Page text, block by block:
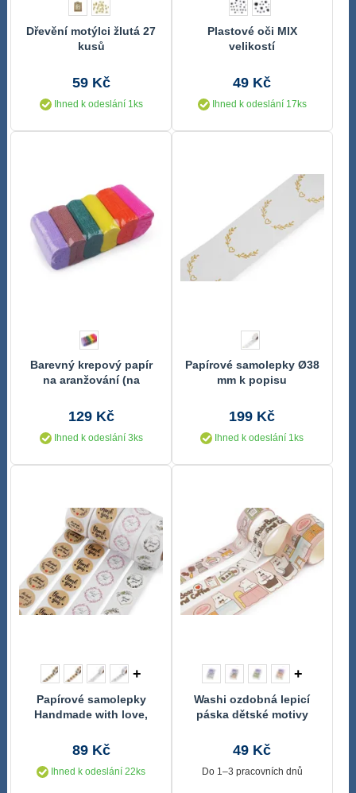
Dřevění motýlci žlutá 27
kusů
59 Kč
Ihned k odeslání 1ks
Plastové oči MIX
velikostí
49 Kč
Ihned k odeslání 17ks
Barevný krepový papír
na aranžování (na
129 Kč
Ihned k odeslání 3ks
Papírové samolepky Ø38
mm k popisu
199 Kč
Ihned k odeslání 1ks
+
Papírové samolepky
Handmade with love,
89 Kč
Ihned k odeslání 22ks
+
Washi ozdobná lepicí
páska dětské motivy
49 Kč
Do 1–3 pracovních dnů